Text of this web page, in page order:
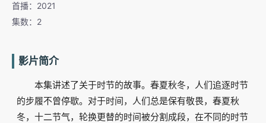
首播：2021
集数：2
影片简介
本集讲述了关于时节的故事。春夏秋冬，人们追逐时节
的步履不曾停歇。对于时间，人们总是保有敬畏，春夏秋
冬，十二节气，轮换更替的时间被分割成段，在不同的时节